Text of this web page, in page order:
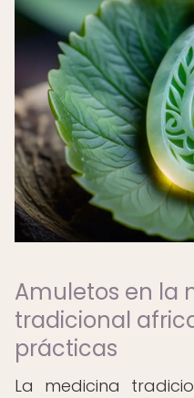
Amuletos en la
tradicional
prácticas
La medicina